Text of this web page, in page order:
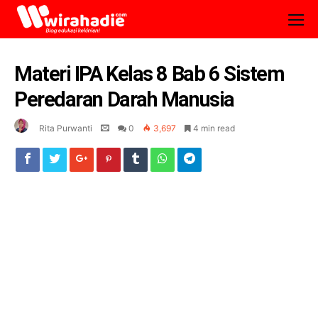
Materi IPA Kelas 8 Bab 6 Sistem
Peredaran Darah Manusia
Rita Purwanti 0 3,697 4 min read